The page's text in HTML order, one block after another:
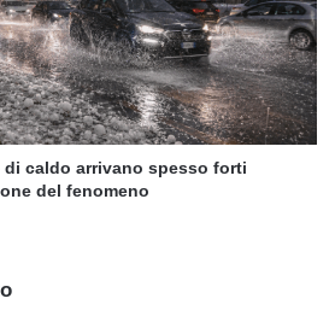
di caldo arrivano spesso forti
del fenomeno